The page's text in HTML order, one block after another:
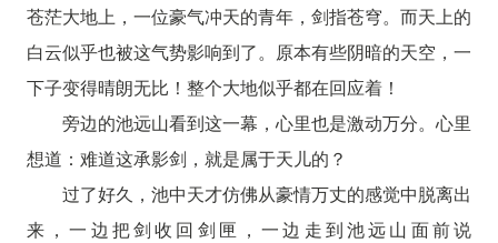
苍茫大地上，一位豪气冲天的青年，剑指苍穹。而天上的
白云似乎也被这气势影响到了。原本有些阴暗的天空，一
下子变得晴朗无比！整个大地似乎都在回应着！
旁边的池远山看到这一幕，心里也是激动万分。心里
想道：难道这承影剑，就是属于天儿的？
过了好久，池中天才仿佛从豪情万丈的感觉中脱离出
来，一边把剑收回剑匣，一边走到池远山面前说